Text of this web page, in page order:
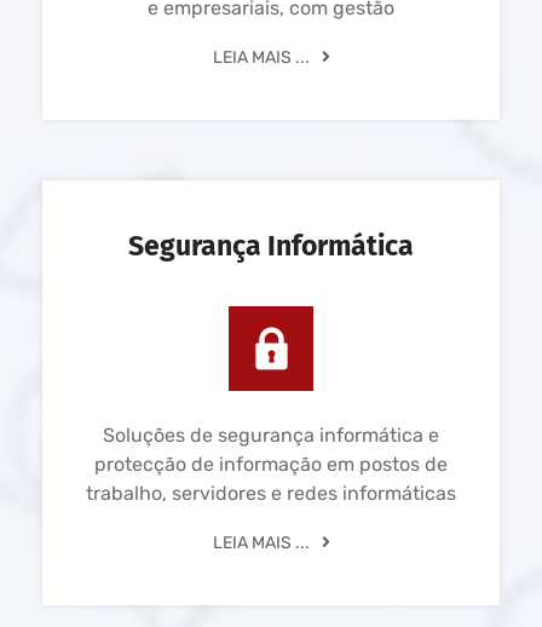
e empresariais, com gestão
LEIA MAIS ...
Segurança Informática
Soluções de segurança informática e
protecção de informação em postos de
trabalho, servidores e redes informáticas
LEIA MAIS ...